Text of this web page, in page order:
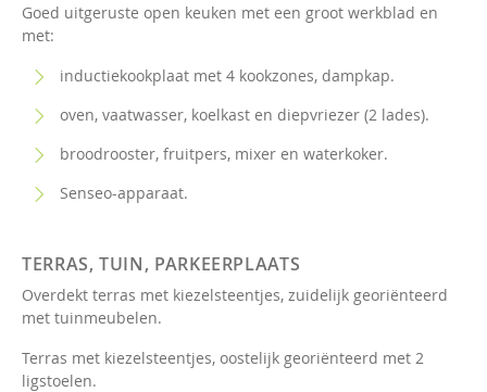
Goed uitgeruste open keuken met een groot werkblad en
met:
inductiekookplaat met 4 kookzones, dampkap.
oven, vaatwasser, koelkast en diepvriezer (2 lades).
broodrooster, fruitpers, mixer en waterkoker.
Senseo-apparaat.
TERRAS, TUIN, PARKEERPLAATS
Overdekt terras met kiezelsteentjes, zuidelijk georiënteerd
met tuinmeubelen.
Terras met kiezelsteentjes, oostelijk georiënteerd met 2
ligstoelen.